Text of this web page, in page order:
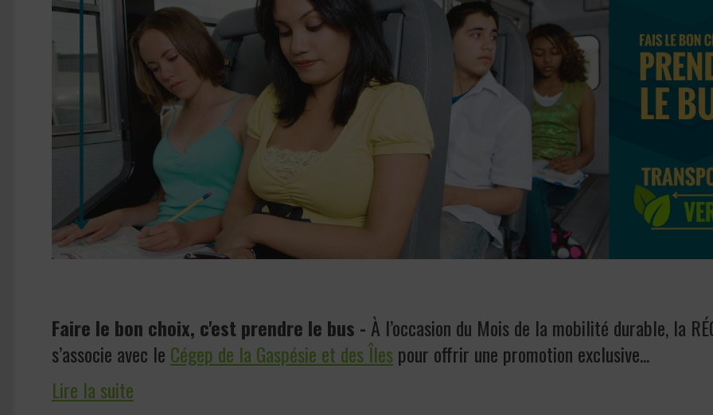
Faire le bon choix, c'est prendre le bus - À l’occasion du Mois de la mobilité durable, la
s’associe avec le Cégep de la Gaspésie et des Îlespour offrir une promotion exclusive...
Lire la suite